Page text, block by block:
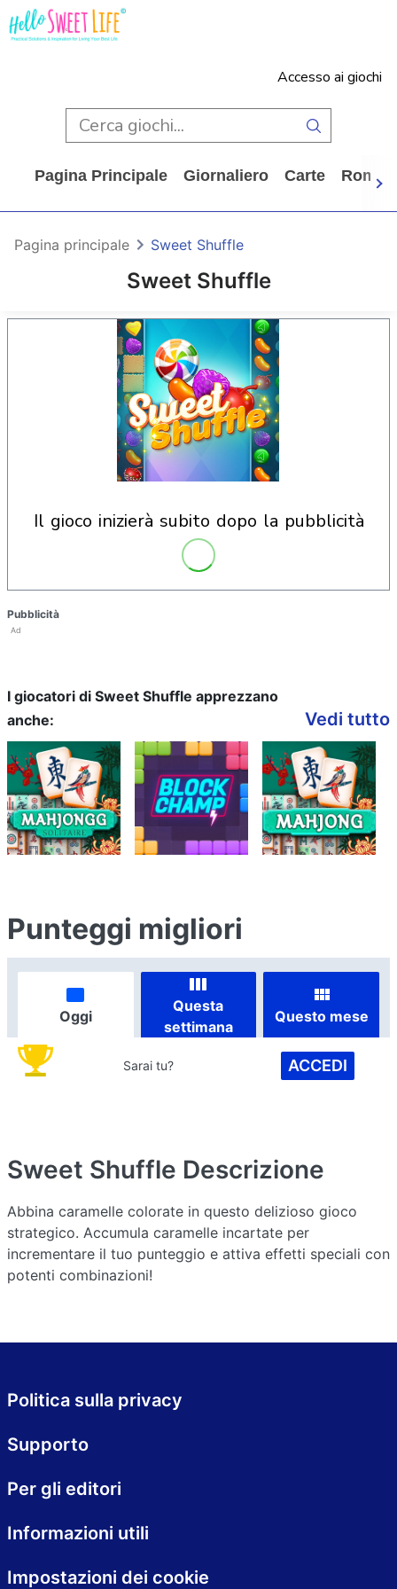
Accesso ai giochi
Pagina Principale Giornaliero Carte
Sweet Shuffle
Pagina principale Sweet Shuffle
il gioco inizierà subito dopo la pubblicità
Pubblicità
Ad
I giocatori di Sweet Shuffle apprezzano
anche:
Vedi tutto
Punteggi migliori
Oggi
Questa
settimana
Questo mese
Sarai tu? ACCEDI
Sweet Shuffle Descrizione
Abbina caramelle colorate in questo delizioso gioco
strategico. Accumula caramelle incartate per
incrementare il tuo punteggio e attiva effetti speciali con
potenti combinazioni!
Politica sulla privacy
Supporto
Per gli editori
Informazioni utili
Impostazioni dei cookie